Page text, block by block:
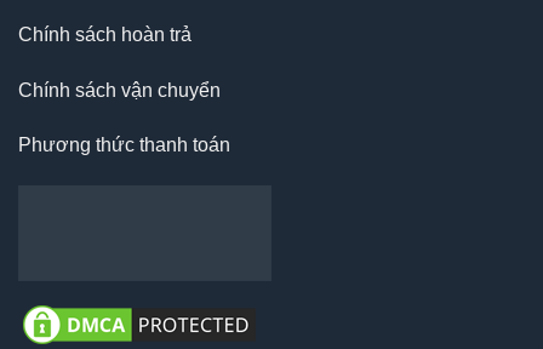
Chính sách hoàn trả
Chính sách vận chuyển
Phương thức thanh toán